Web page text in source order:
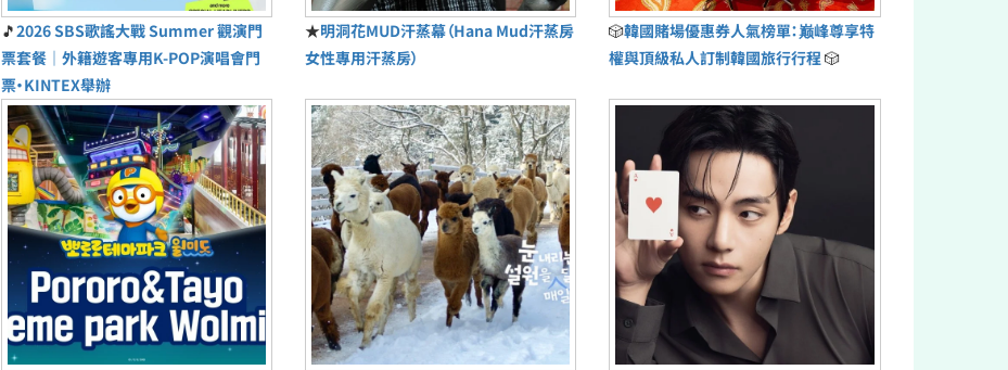
🎵2026 SBS歌謠大戰 Summer 觀演門
票套餐｜外籍遊客專用K-POP演唱會門
票・KINTEX舉辦
★明洞花MUD汗蒸幕（Hana Mud汗蒸房
女性專用汗蒸房）
🎲韓國賭場優惠券人氣榜單：巅峰尊享特
權與頂級私人訂制韓國旅行行程🎲